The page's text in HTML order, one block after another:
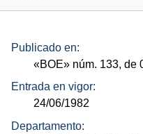
Publicado en:
«BOE» núm. 133, de
Entrada en vigor:
24/06/1982
Departamento: